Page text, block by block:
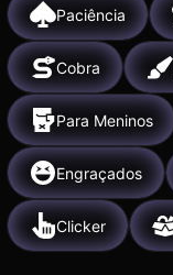
Paciência
Cobra
Para Meninos
Engraçados
Clicker